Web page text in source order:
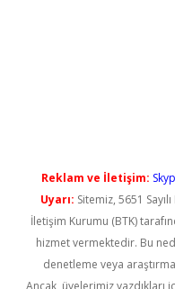
Reklam ve İletişim:
Uyarı: Sitemiz, 5651
İletişim Kurumu (BTK)
hizmet vermektedir. Bu
denetleme veya
Ancak, üyelerimiz yazdıkları